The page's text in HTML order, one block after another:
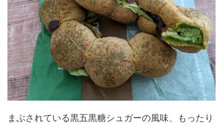
まぶされている黒五黒糖シュガーの風味、もったり